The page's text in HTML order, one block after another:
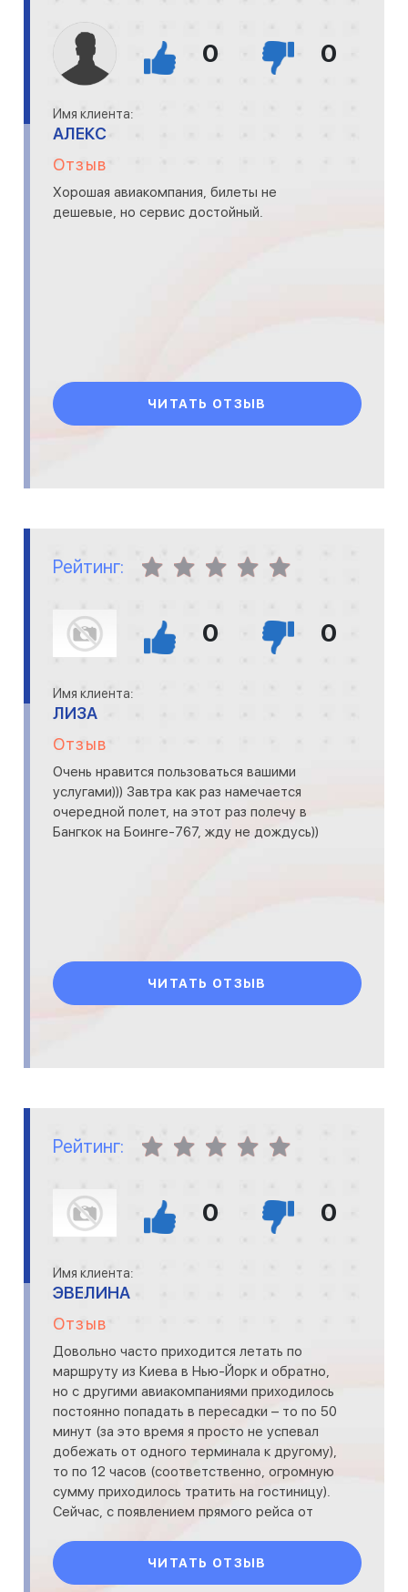
0 0
Имя клиента:
АЛЕКС
Отзыв
Хорошая авиакомпания, билеты не
дешевые, но сервис достойный.
ЧИТАТЬ ОТЗЫВ
Рейтинг:
0 0
Имя клиента:
ЛИЗА
Отзыв
Очень нравится пользоваться вашими
услугами))) Завтра как раз намечается
очередной полет, на этот раз полечу в
Бангкок на Боинге-767, жду не дождусь))
ЧИТАТЬ ОТЗЫВ
Рейтинг:
0 0
Имя клиента:
ЭВЕЛИНА
Отзыв
Довольно часто приходится летать по
маршруту из Киева в Нью-Йорк и обратно,
но с другими авиакомпаниями приходилось
постоянно попадать в пересадки – то по 50
минут (за это время я просто не успевал
добежать от одного терминала к другому),
то по 12 часов (соответственно, огромную
сумму приходилось тратить на гостиницу).
Сейчас, с появлением прямого рейса от
ЧИТАТЬ ОТЗЫВ